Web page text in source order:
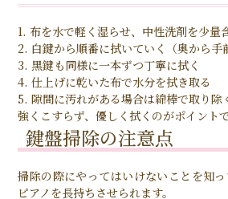
1. 布を水で軽く湿らせ、中性洗剤を少量
2. 白鍵から順番に拭いていく（奥から手
3. 黒鍵も同様に一本ずつ丁寧に拭く
4. 仕上げに乾いた布で水分を拭き取る
5. 隙間に汚れがある場合は綿棒で取り除
強くこすらず、優しく拭くのがポイントで
鍵盤掃除の注意点
掃除の際にやってはいけないことを知
ピアノを長持ちさせられます。